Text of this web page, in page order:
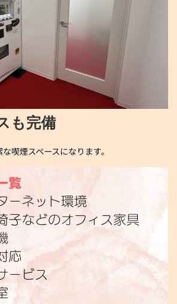
も完備
喫煙スペースになります。